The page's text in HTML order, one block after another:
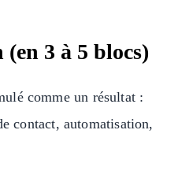
3 à 5 blocs)
comme un résultat :
contact, automatisation,